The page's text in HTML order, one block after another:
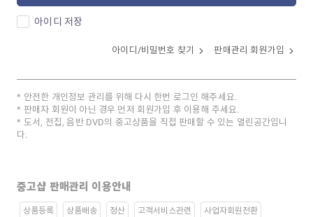
아이디 저장
아이디/비밀번호 찾기 판매관리 회원가입
안전한 개인정보 관리를 위해 다시 한번 로그인 해주세요.
판매자 회원이 아닌 경우 먼저 회원가입 후 이용해 주세요.
도서, 전집, 음반 DVD의 중고상품을 직접 판매할 수 있는 열린공간입니
다.
중고샵 판매관리 이용안내
상품등록 상품배송 정산 고객서비스관련 사업자회원전환